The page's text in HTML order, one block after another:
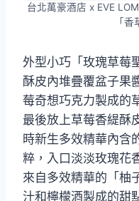
台北萬豪酒店 x EVE
「
外型小巧「玫瑰草莓
酥皮內堆疊覆盆子果
莓奇想巧克力製成的
最後放上草莓香緹酥
時新生多效精華內含
粹，入口淡淡玫瑰花
來自多效精華的「柚
汁和檸檬酒製成的甜